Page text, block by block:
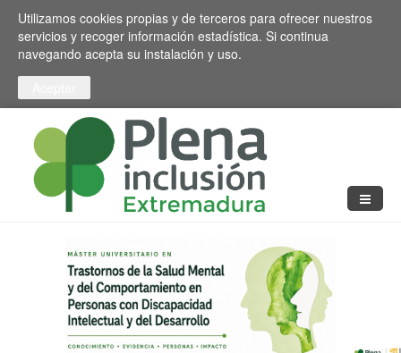
Pasar al contenido principal
Toggle high contrast
Utilizamos cookies propias y de terceros para ofrecer nuestros
servicios y recoger información estadística. Si continua
navegando acepta su instalación y uso.